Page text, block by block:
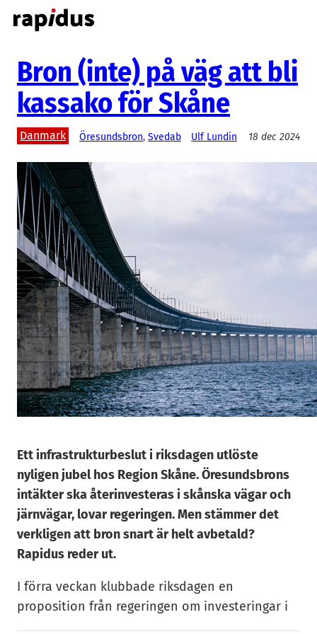
Hoppa
till
Bron (inte) på väg att bli
kassako för Skåne
Danmark Öresundsbron, Svedab Ulf Lundin 18 dec 2024
Ett infrastrukturbeslut i riksdagen utlöste
nyligen jubel hos Region Skåne. Öresundsbrons
intäkter ska återinvesteras i skånska vägar och
järnvägar, lovar regeringen. Men stämmer det
verkligen att bron snart är helt avbetald?
Rapidus reder ut.
I förra veckan klubbade riksdagen en
proposition från regeringen om investeringar i